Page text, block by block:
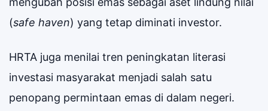
(safe haven) yang tetap diminati investor.
HRTA juga menilai tren peningkatan literasi
investasi masyarakat menjadi salah satu
penopang permintaan emas di dalam negeri.